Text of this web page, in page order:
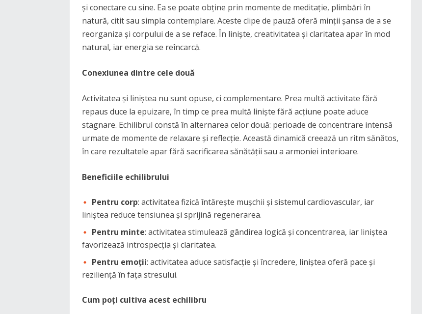
și conectare cu sine. Ea se poate obține prin momente de meditație, plimbări în
natură, citit sau simpla contemplare. Aceste clipe de pauză oferă minții șansa de a se
reorganiza și corpului de a se reface. În liniște, creativitatea și claritatea apar în mod
natural, iar energia se reîncarcă.
Conexiunea dintre cele două
Activitatea și liniștea nu sunt opuse, ci complementare. Prea multă activitate fără
repaus duce la epuizare, în timp ce prea multă liniște fără acțiune poate aduce
stagnare. Echilibrul constă în alternarea celor două: perioade de concentrare intensă
urmate de momente de relaxare și reflecție. Această dinamică creează un ritm sănătos,
în care rezultatele apar fără sacrificarea sănătății sau a armoniei interioare.
Beneficiile echilibrului
Pentru corp: activitatea fizică întărește mușchii și sistemul cardiovascular, iar
liniștea reduce tensiunea și sprijină regenerarea.
Pentru minte: activitatea stimulează gândirea logică și concentrarea, iar liniștea
favorizează introspecția și claritatea.
Pentru emoții: activitatea aduce satisfacție și încredere, liniștea oferă pace și
reziliență în fața stresului.
Cum poți cultiva acest echilibru